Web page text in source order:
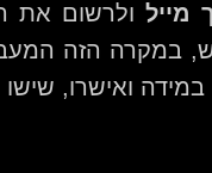
מייל ולרשום את
במקרה הזה
ואישרו, שישו